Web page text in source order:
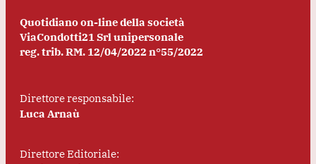
Quotidiano on-line della società
ViaCondotti21 Srl unipersonale
reg. trib. RM. 12/04/2022 n°55/2022
Direttore responsabile:
Luca Arnaù
Direttore Editoriale: